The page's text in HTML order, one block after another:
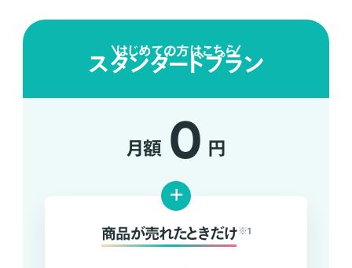
はじめての方はこちら
スタンダードプラン
月額 0 円
+
商品が売れたときだけ ※1